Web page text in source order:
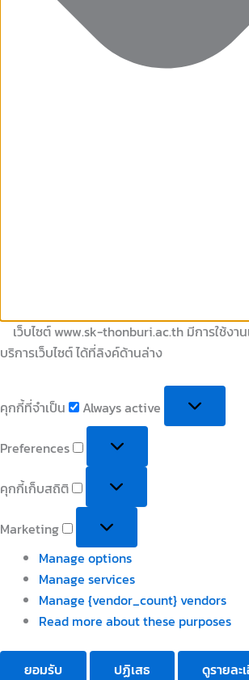
เว็บไซต์ www.sk-thonburi.ac.th มีการใช้ง
บริการเว็บไซต์ ได้ที่ลิงค์ด้านล่าง
คุกกี้ที่จำเป็น Always active
Preferences
คุกกี้เก็บสถิติ
Marketing
Manage options
Manage services
Manage {vendor_count} vendors
Read more about these purposes
ยอมรับ ปฏิเสธ ดูรายละ